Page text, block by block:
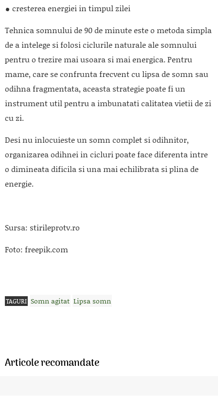
cresterea energiei in timpul zilei
Tehnica somnului de 90 de minute este o metoda simpla
de a intelege si folosi ciclurile naturale ale somnului
pentru o trezire mai usoara si mai energica. Pentru
mame, care se confrunta frecvent cu lipsa de somn sau
odihna fragmentata, aceasta strategie poate fi un
instrument util pentru a imbunatati calitatea vietii de zi
cu zi.
Desi nu inlocuieste un somn complet si odihnitor,
organizarea odihnei in cicluri poate face diferenta intre
o dimineata dificila si una mai echilibrata si plina de
energie.
Sursa: stirileprotv.ro
Foto: freepik.com
TAGURI Somn agitat Lipsa somn
Articole recomandate